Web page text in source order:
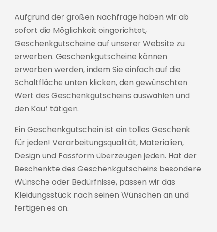
Aufgrund der großen Nachfrage haben wir ab
sofort die Möglichkeit eingerichtet,
Geschenkgutscheine auf unserer Website zu
erwerben. Geschenkgutscheine können
erworben werden, indem Sie einfach auf die
Schaltfläche unten klicken, den gewünschten
Wert des Geschenkgutscheins auswählen und
den Kauf tätigen.
Ein Geschenkgutschein ist ein tolles Geschenk
für jeden! Verarbeitungsqualität, Materialien,
Design und Passform überzeugen jeden. Hat der
Beschenkte des Geschenkgutscheins besondere
Wünsche oder Bedürfnisse, passen wir das
Kleidungsstück nach seinen Wünschen an und
fertigen es an.